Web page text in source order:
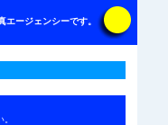
エージェンシーです。